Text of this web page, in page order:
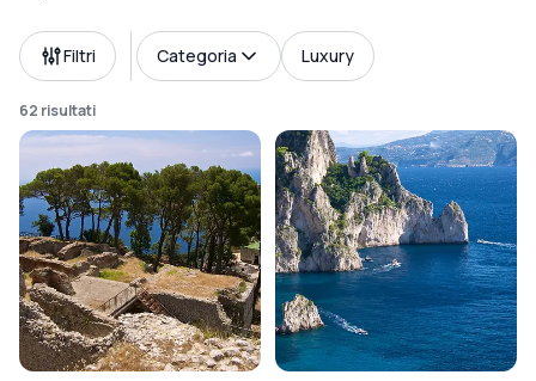
Filtri Categoria Luxury
62 risultati